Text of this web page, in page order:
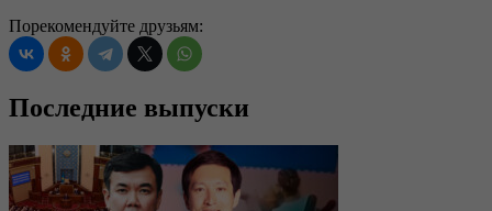
Порекомендуйте друзьям:
Последние выпуски